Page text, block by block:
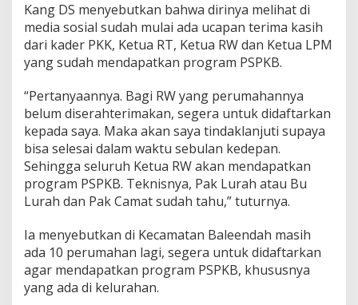
Kang DS menyebutkan bahwa dirinya melihat di
media sosial sudah mulai ada ucapan terima kasih
dari kader PKK, Ketua RT, Ketua RW dan Ketua LPM
yang sudah mendapatkan program PSPKB.
“Pertanyaannya. Bagi RW yang perumahannya
belum diserahterimakan, segera untuk didaftarkan
kepada saya. Maka akan saya tindaklanjuti supaya
bisa selesai dalam waktu sebulan kedepan.
Sehingga seluruh Ketua RW akan mendapatkan
program PSPKB. Teknisnya, Pak Lurah atau Bu
Lurah dan Pak Camat sudah tahu,” tuturnya.
Ia menyebutkan di Kecamatan Baleendah masih
ada 10 perumahan lagi, segera untuk didaftarkan
agar mendapatkan program PSPKB, khususnya
yang ada di kelurahan.